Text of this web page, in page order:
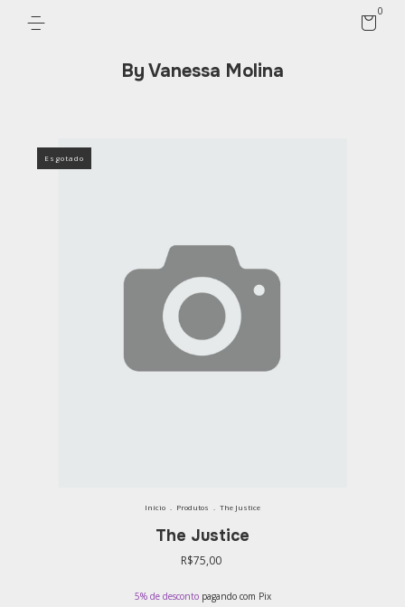
By Vanessa Molina
0
Esgotado
Início Produtos The Justice
The Justice
R$75,00
5% de descontopagando com Pix